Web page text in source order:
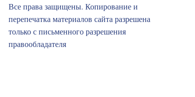
Все права защищены. Копирование и
перепечатка материалов сайта разрешена
только с письменного разрешения
правообладателя